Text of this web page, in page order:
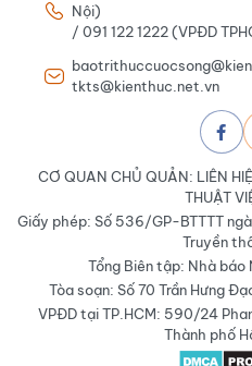
Nội)
/ 091 122 1222 (VPĐD
tkts@kienthuc.net.vn
CƠ QUAN CHỦ QUẢN: LIÊN
THUẬT
Giấy phép: Số 536/GP-BTTTT
Truyền
Tổng Biên tập: Nhà báo
Tòa soạn: Số 70 Trần Hưng
VPĐD tại TP.HCM: 590/24
Thành phố